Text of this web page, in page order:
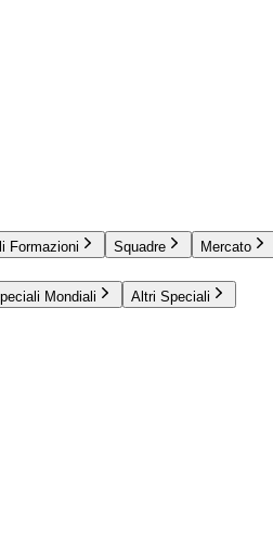
Formazioni Squadre Mercato
Mondiali Altri Speciali